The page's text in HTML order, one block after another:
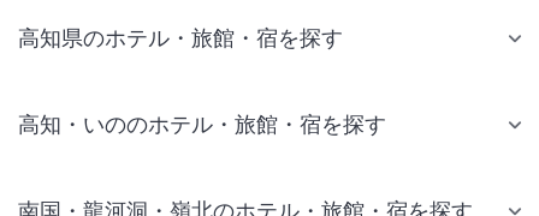
高知県のホテル・旅館・宿を探す
高知・いののホテル・旅館・宿を探す
南国・龍河洞・嶺北のホテル・旅館・宿を探す